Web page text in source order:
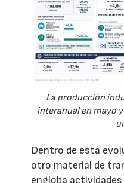
La producción
interanual en mayo
Dentro de esta
otro material de
engloba